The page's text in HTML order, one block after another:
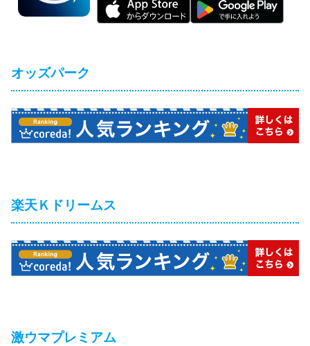
オッズパーク
楽天Ｋドリームス
激ウマプレミアム